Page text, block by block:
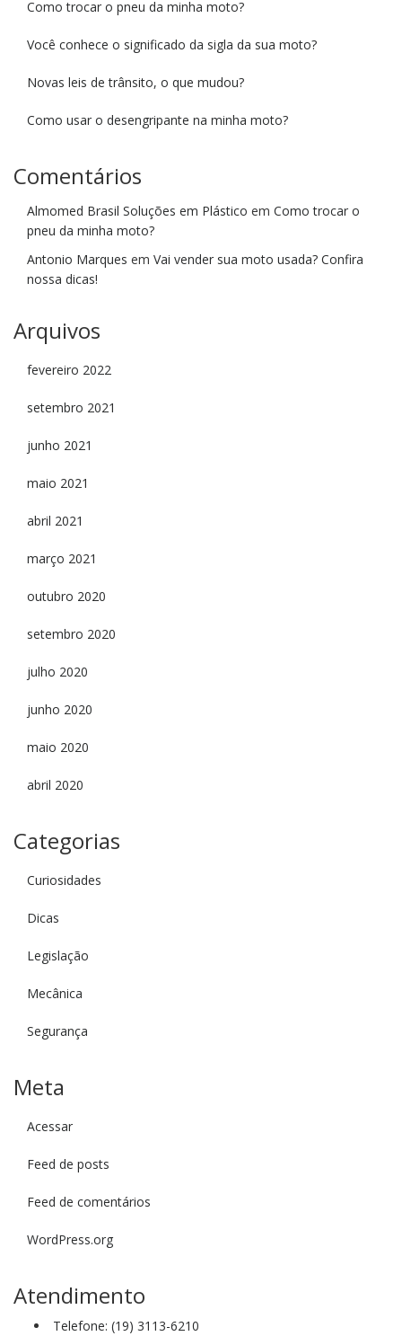
Como trocar o pneu da minha moto?
Você conhece o significado da sigla da sua moto?
Novas leis de trânsito, o que mudou?
Como usar o desengripante na minha moto?
Comentários
Almomed Brasil Soluções em Plástico em Como trocar o
pneu da minha moto?
Antonio Marques em Vai vender sua moto usada? Confira
nossa dicas!
Arquivos
fevereiro 2022
setembro 2021
junho 2021
maio 2021
abril 2021
março 2021
outubro 2020
setembro 2020
julho 2020
junho 2020
maio 2020
abril 2020
Categorias
Curiosidades
Dicas
Legislação
Mecânica
Segurança
Meta
Acessar
Feed de posts
Feed de comentários
WordPress.org
Atendimento
Telefone: (19) 3113-6210